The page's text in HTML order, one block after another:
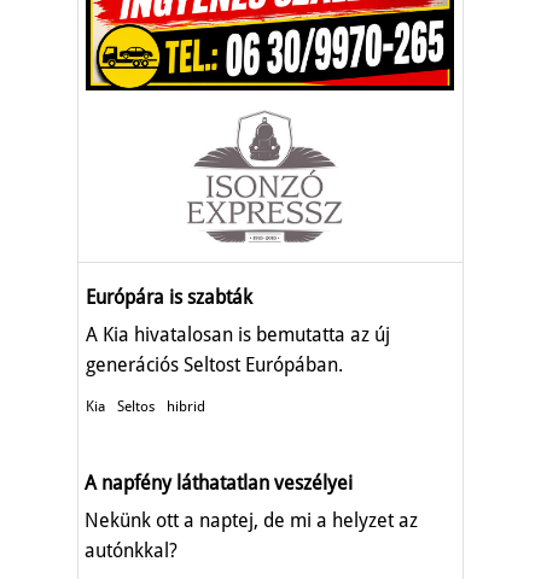
Európára is szabták
A Kia hivatalosan is bemutatta az új
generációs Seltost Európában.
Kia Seltos hibrid
A napfény láthatatlan veszélyei
Nekünk ott a naptej, de mi a helyzet az
autónkkal?